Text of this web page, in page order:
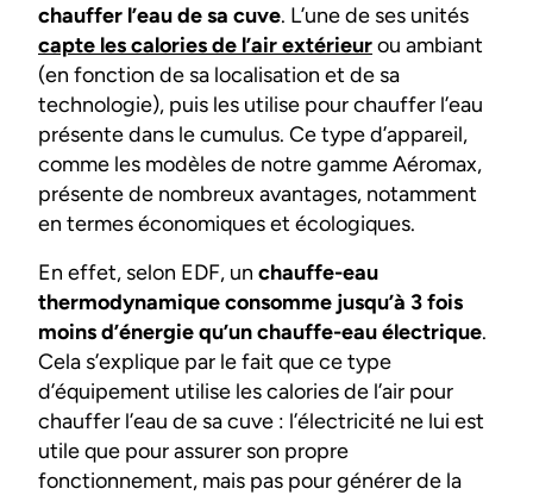
chauffer l’eau de sa cuve. L’une de ses unités
capte les calories de l’air extérieurou ambiant
(en fonction de sa localisation et de sa
technologie), puis les utilise pour chauffer l’eau
présente dans le cumulus. Ce type d’appareil,
comme les modèles de notre gamme Aéromax,
présente de nombreux avantages, notamment
en termes économiques et écologiques.
En effet, selon EDF, un chauffe-eau
thermodynamique consomme jusqu’à 3 fois
moins d’énergie qu’un chauffe-eau électrique.
Cela s’explique par le fait que ce type
d’équipement utilise les calories de l’air pour
chauffer l’eau de sa cuve : l’électricité ne lui est
utile que pour assurer son propre
fonctionnement, mais pas pour générer de la